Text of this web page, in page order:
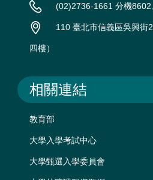
(02)2736-1661 分機
110 臺北市信義區吳興街
四樓）
相關連結
教育部
大學入學考試中心
大學甄選入學委員會